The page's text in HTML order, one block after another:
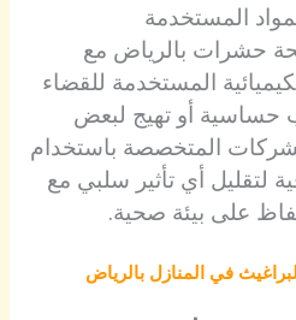
المستخدمة
حشرات بالرياض مع
المستخدمة للقضاء
أو تهيج لبعض
المتخصصة باستخدام
لتقليل أي تأثير سلبي مع
على بيئة صحية.
في المنازل بالرياض